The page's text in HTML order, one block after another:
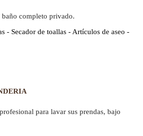
completo privado.
- Secador de toallas - Artículos de aseo -
para lavar sus prendas, bajo